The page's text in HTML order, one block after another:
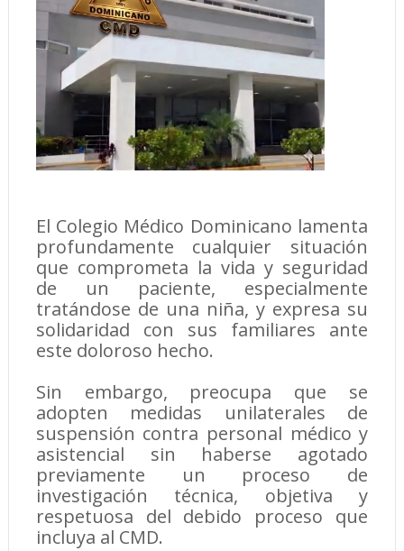
El Colegio Médico Dominicano lamenta
profundamente cualquier situación
que comprometa la vida y seguridad
de un paciente, especialmente
tratándose de una niña, y expresa su
solidaridad con sus familiares ante
este doloroso hecho.
Sin embargo, preocupa que se
adopten medidas unilaterales de
suspensión contra personal médico y
asistencial sin haberse agotado
previamente un proceso de
investigación técnica, objetiva y
respetuosa del debido proceso que
incluya al CMD.